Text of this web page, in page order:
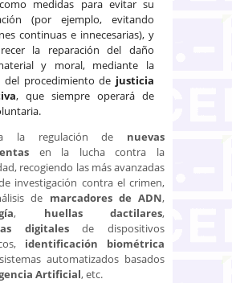
medidas para evitar su
(por ejemplo, evitando
continuas e innecesarias), y
la reparación del daño
y moral, mediante la
del procedimiento de justicia
, que siempre operará de
la regulación de nuevas
en la lucha contra la
recogiendo las más avanzadas
investigación contra el crimen,
de marcadores de ADN,
, huellas dactilares,
digitalesde dispositivos
identificación biométrica
automatizados basados
Artificial, etc.